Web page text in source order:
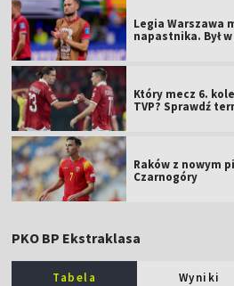
Legia Warszawa
napastnika. Był
Który mecz 6.
TVP? Sprawdź
Raków z nowym
Czarnogóry
PKO BP Ekstraklasa
Tabela Wyniki